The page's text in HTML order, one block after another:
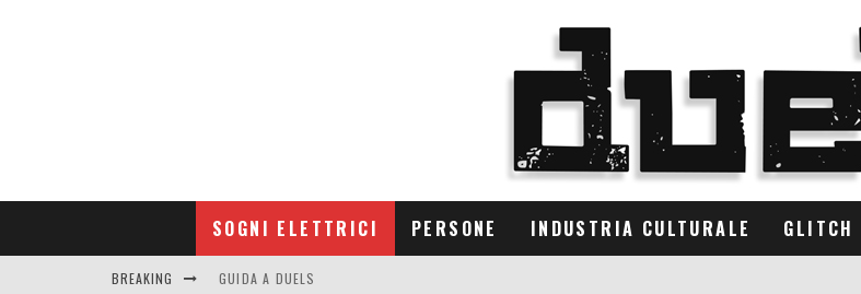
SOGNI ELETTRICI PERSONE INDUSTRIA CULTURALE GLITCH
BREAKING GUIDA A DUELS